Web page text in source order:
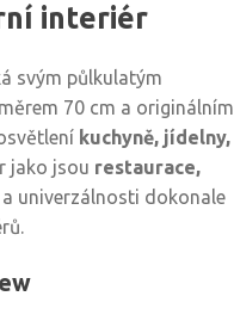
interiér
svým půlkulatým
70 cm a originálním
kuchyně, jídelny,
jako jsou restaurace,
univerzálnosti dokonale